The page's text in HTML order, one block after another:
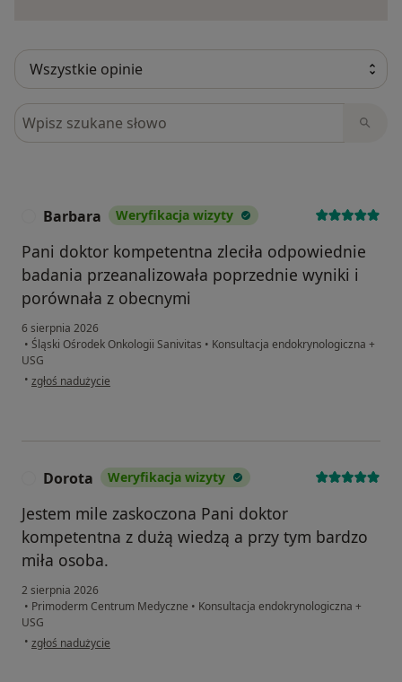
Szukaj w opiniach
Barbara Weryfikacja wizyty
Pani doktor kompetentna zleciła odpowiednie
badania przeanalizowała poprzednie wyniki i
porównała z obecnymi
6 sierpnia 2026
• Śląski Ośrodek Onkologii Sanivitas • Konsultacja endokrynologiczna +
USG
• w opinii użytkownika Barbara
zgłoś nadużycie
Dorota Weryfikacja wizyty
Jestem mile zaskoczona Pani doktor
kompetentna z dużą wiedzą a przy tym bardzo
miła osoba.
2 sierpnia 2026
• Primoderm Centrum Medyczne • Konsultacja endokrynologiczna +
USG
• w opinii użytkownika Dorota
zgłoś nadużycie